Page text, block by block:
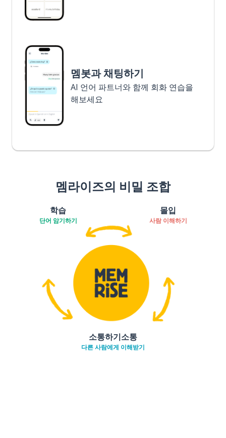
멤봇과 채팅하기
AI 언어 파트너와 함께 회화 연습을
해보세요
멤라이즈의 비밀 조합
학습
단어 암기하기
몰입
사람 이해하기
소통하기소통
다른 사람에게 이해받기